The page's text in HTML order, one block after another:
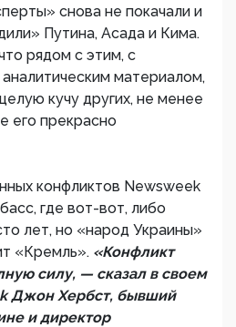
снова не покачали и
Путина, Асада и Кима.
рядом с этим, с
аналитическим материалом,
кучу других, не менее
его прекрасно
конфликтов Newsweek
где вот-вот, либо
лет, но «народ Украины»
«Кремль». «Конфликт
силу, — сказал в своем
Джон Хербст, бывший
и директор